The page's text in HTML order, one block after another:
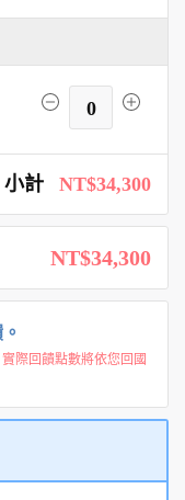
0
小計 NT$34,300
NT$34,300
際回饋點數將依您回國